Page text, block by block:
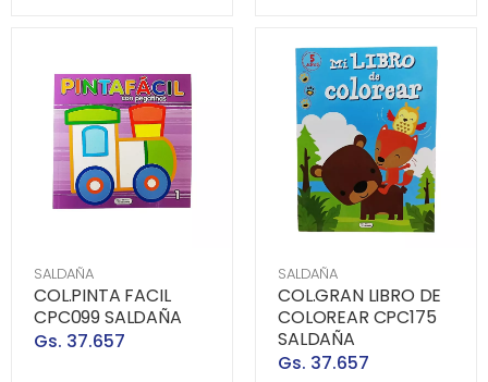
SALDAÑA
COL.PINTA FACIL
CPC099 SALDAÑA
Gs. 37.657
SALDAÑA
COL.GRAN LIBRO DE
COLOREAR CPC175
SALDAÑA
Gs. 37.657